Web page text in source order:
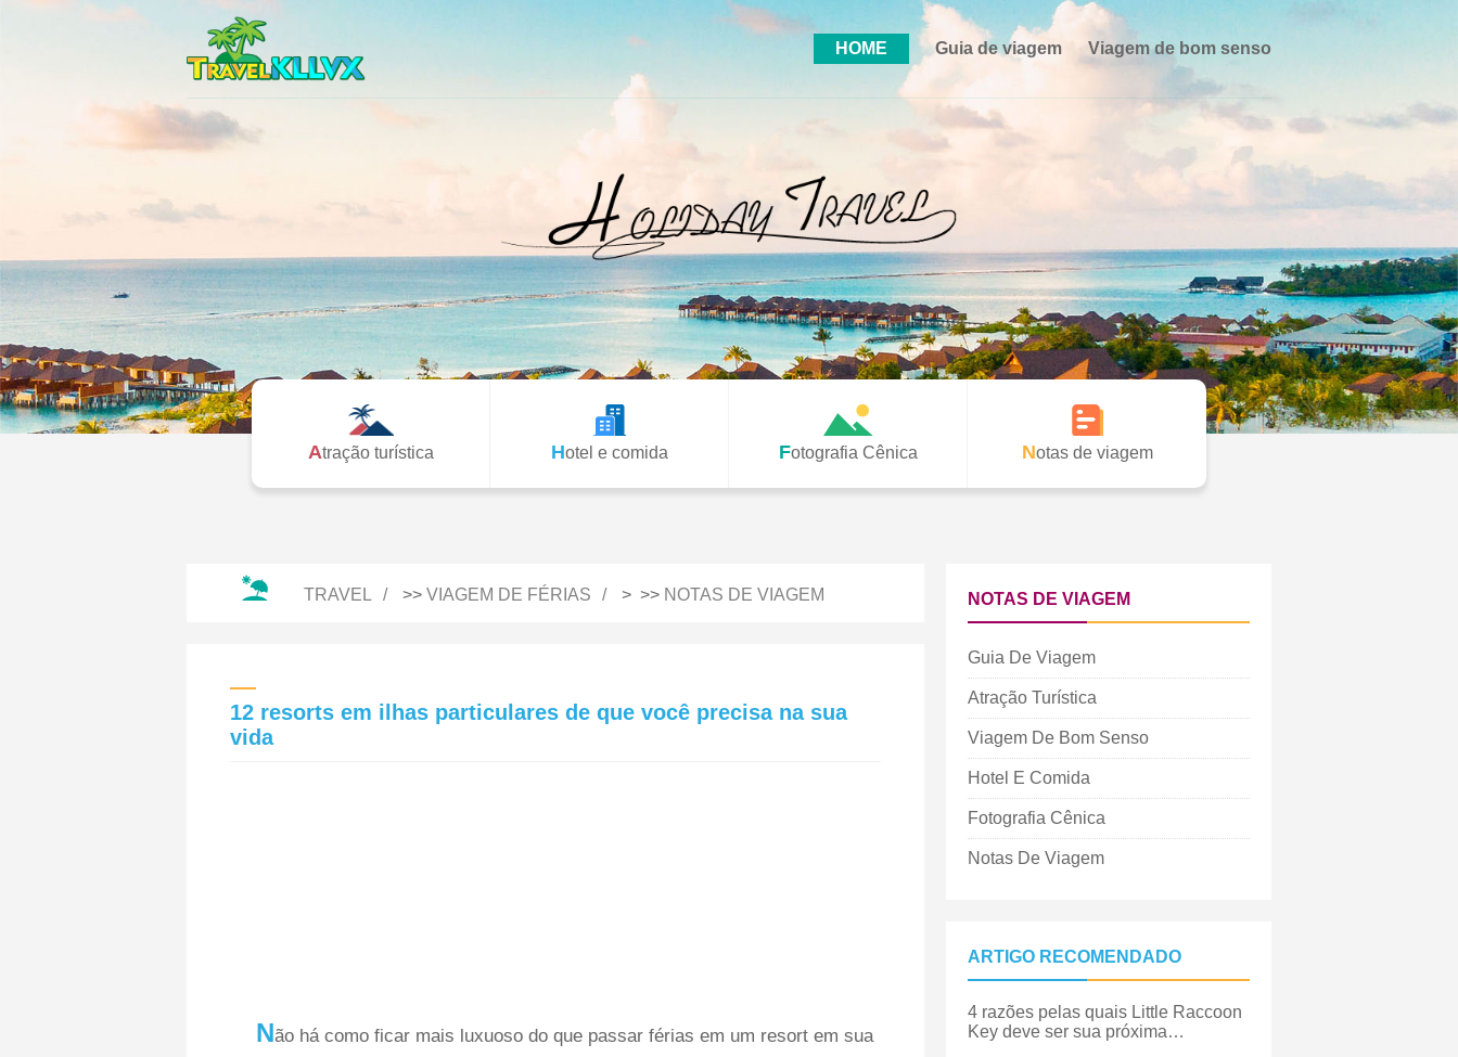
HOME Guia de viagem Viagem de bom senso
Atração turística Hotel e comida Fotografia Cênica Notas de viagem
TRAVEL >> VIAGEM DE FÉRIAS > >> NOTAS DE VIAGEM
12 resorts em ilhas particulares de que você precisa na sua
vida
Não há como ficar mais luxuoso do que passar férias em um resort em sua
NOTAS DE VIAGEM
Guia De Viagem
Atração Turística
Viagem De Bom Senso
Hotel E Comida
Fotografia Cênica
Notas De Viagem
ARTIGO RECOMENDADO
4 razões pelas quais Little Raccoon
Key deve ser sua próxima